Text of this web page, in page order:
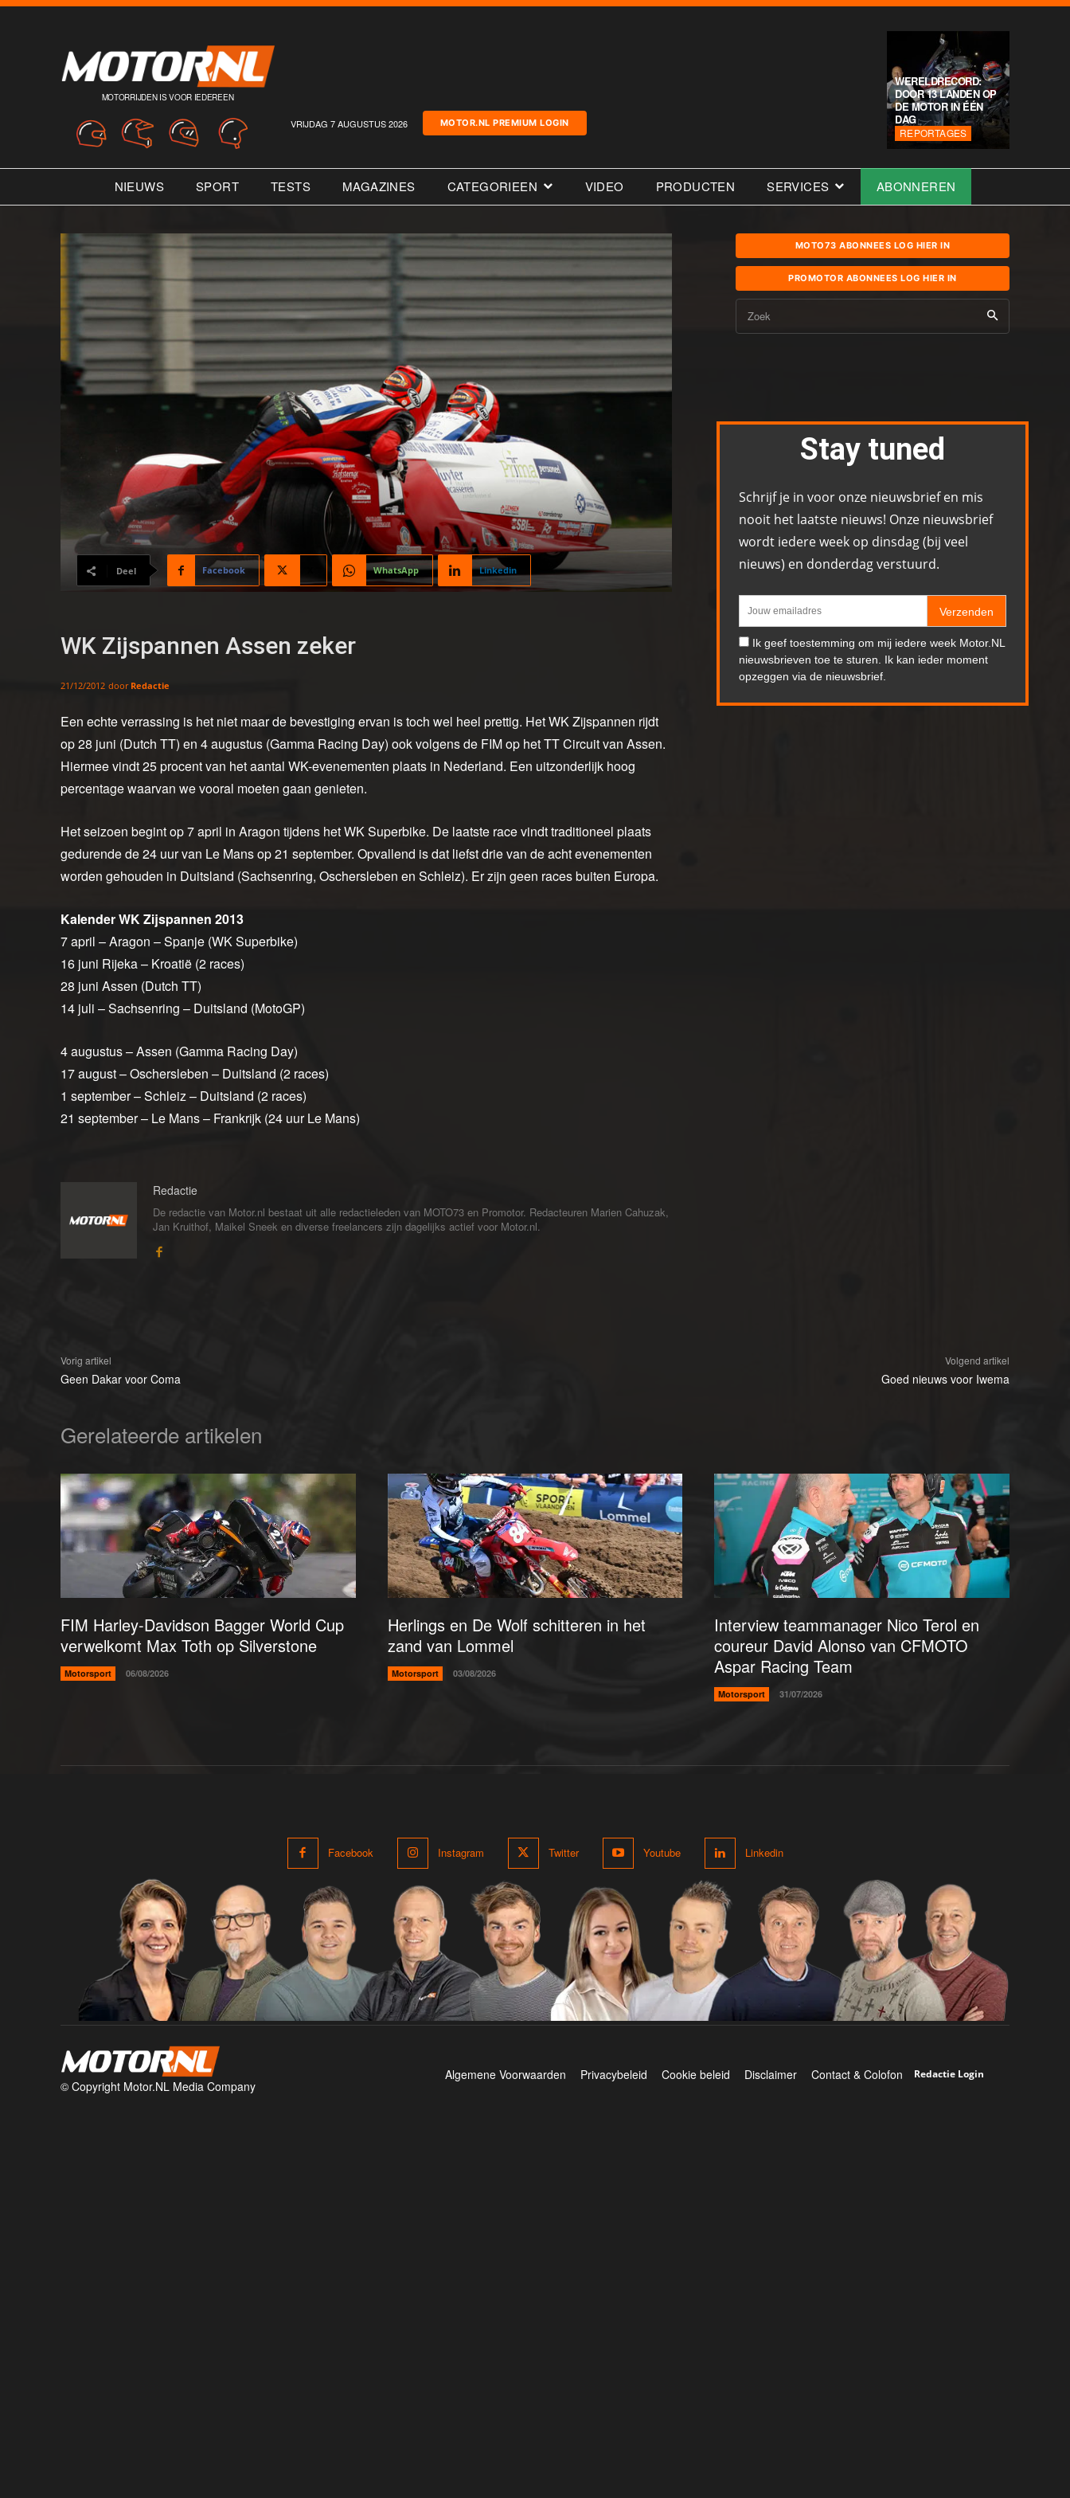
MOTORRIJDEN IS VOOR IEDEREEN
VRIJDAG 7 AUGUSTUS 2026 MOTOR.NL PREMIUM LOGIN
WERELDRECORD:
DOOR 13 LANDEN OP
DE MOTOR IN ÉÉN
DAG
REPORTAGES
NIEUWS SPORT TESTS MAGAZINES CATEGORIEEN VIDEO PRODUCTEN SERVICES ABONNEREN
Deel Facebook WhatsApp Linkedin
WK Zijspannen Assen zeker
21/12/2012 door Redactie
Een echte verrassing is het niet maar de bevestiging ervan is toch wel heel prettig. Het WK Zijspannen rijdt
op 28 juni (Dutch TT) en 4 augustus (Gamma Racing Day) ook volgens de FIM op het TT Circuit van Assen.
Hiermee vindt 25 procent van het aantal WK-evenementen plaats in Nederland. Een uitzonderlijk hoog
percentage waarvan we vooral moeten gaan genieten.
Het seizoen begint op 7 april in Aragon tijdens het WK Superbike. De laatste race vindt traditioneel plaats
gedurende de 24 uur van Le Mans op 21 september. Opvallend is dat liefst drie van de acht evenementen
worden gehouden in Duitsland (Sachsenring, Oschersleben en Schleiz). Er zijn geen races buiten Europa.
Kalender WK Zijspannen 2013
7 april – Aragon – Spanje (WK Superbike)
16 juni Rijeka – Kroatië (2 races)
28 juni Assen (Dutch TT)
14 juli – Sachsenring – Duitsland (MotoGP)
4 augustus – Assen (Gamma Racing Day)
17 august – Oschersleben – Duitsland (2 races)
1 september – Schleiz – Duitsland (2 races)
21 september – Le Mans – Frankrijk (24 uur Le Mans)
Redactie
De redactie van Motor.nl bestaat uit alle redactieleden van MOTO73 en Promotor. Redacteuren Marien Cahuzak,
Jan Kruithof, Maikel Sneek en diverse freelancers zijn dagelijks actief voor Motor.nl.
MOTO73 ABONNEES LOG HIER IN
PROMOTOR ABONNEES LOG HIER IN
Zoek
Stay tuned
Schrijf je in voor onze nieuwsbrief en mis
nooit het laatste nieuws! Onze nieuwsbrief
wordt iedere week op dinsdag (bij veel
nieuws) en donderdag verstuurd.
Verzenden
Ik geef toestemming om mij iedere week Motor.NL
nieuwsbrieven toe te sturen. Ik kan ieder moment
opzeggen via de nieuwsbrief.
Vorig artikel
Geen Dakar voor Coma
Volgend artikel
Goed nieuws voor Iwema
Gerelateerde artikelen
FIM Harley-Davidson Bagger World Cup
verwelkomt Max Toth op Silverstone
Motorsport 06/08/2026
Herlings en De Wolf schitteren in het
zand van Lommel
Motorsport 03/08/2026
Interview teammanager Nico Terol en
coureur David Alonso van CFMOTO
Aspar Racing Team
Motorsport 31/07/2026
Facebook Instagram Twitter Youtube Linkedin
© Copyright Motor.NL Media Company
Algemene Voorwaarden Privacybeleid Cookie beleid Disclaimer Contact & Colofon Redactie Login